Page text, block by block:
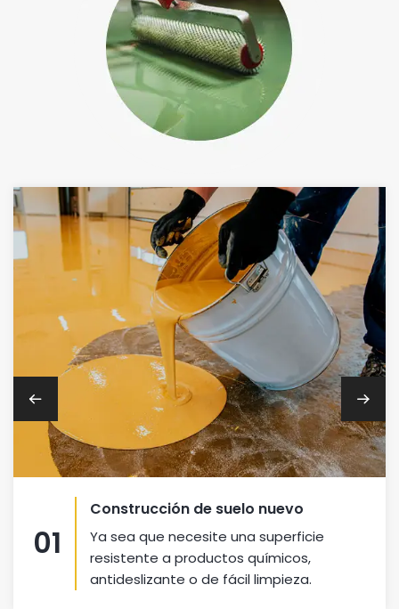
01
Construcción de suelo nuevo
Ya sea que necesite una superficie
resistente a productos químicos,
antideslizante o de fácil limpieza.